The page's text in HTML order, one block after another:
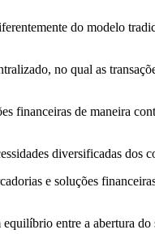
do modelo
no qual as
financeiras de maneira
diversificadas dos
e soluções
entre a abertura do